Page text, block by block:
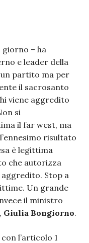
giorno – ha
e leader della
partito ma per
il sacrosanto
viene aggredito
si
il far west, ma
risultato
è legittima
che autorizza
Stop a
Un grande
il ministro
Giulia Bongiorno.
l’articolo 1